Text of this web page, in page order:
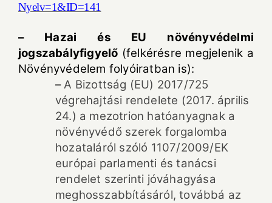
Nyelv=1&ID=141
– Hazai és EU növényvédelmi
jogszabályfigyelő (felkérésre megjelenik a
Növényvédelem folyóiratban is):
– A Bizottság (EU) 2017/725
végrehajtási rendelete (2017. április
24.) a mezotrion hatóanyagnak a
növényvédő szerek forgalomba
hozataláról szóló 1107/2009/EK
európai parlamenti és tanácsi
rendelet szerinti jóváhagyása
meghosszabbításáról, továbbá az